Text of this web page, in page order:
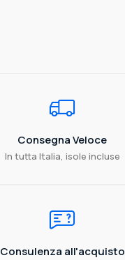
Consegna Veloce
In tutta Italia, isole incluse
Consulenza all'acquisto